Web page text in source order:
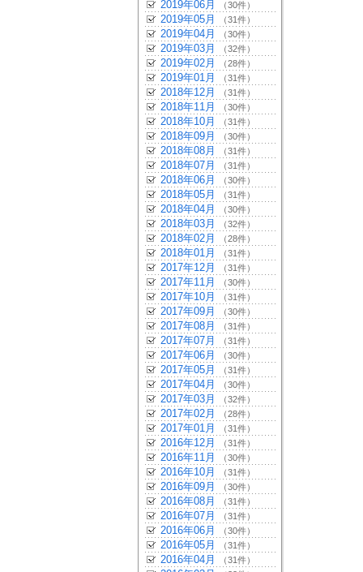
2019年06月 （30件）
2019年05月 （31件）
2019年04月 （30件）
2019年03月 （32件）
2019年02月 （28件）
2019年01月 （31件）
2018年12月 （31件）
2018年11月 （30件）
2018年10月 （31件）
2018年09月 （30件）
2018年08月 （31件）
2018年07月 （31件）
2018年06月 （30件）
2018年05月 （31件）
2018年04月 （30件）
2018年03月 （32件）
2018年02月 （28件）
2018年01月 （31件）
2017年12月 （31件）
2017年11月 （30件）
2017年10月 （31件）
2017年09月 （30件）
2017年08月 （31件）
2017年07月 （31件）
2017年06月 （30件）
2017年05月 （31件）
2017年04月 （30件）
2017年03月 （32件）
2017年02月 （28件）
2017年01月 （31件）
2016年12月 （31件）
2016年11月 （30件）
2016年10月 （31件）
2016年09月 （30件）
2016年08月 （31件）
2016年07月 （31件）
2016年06月 （30件）
2016年05月 （31件）
2016年04月 （31件）